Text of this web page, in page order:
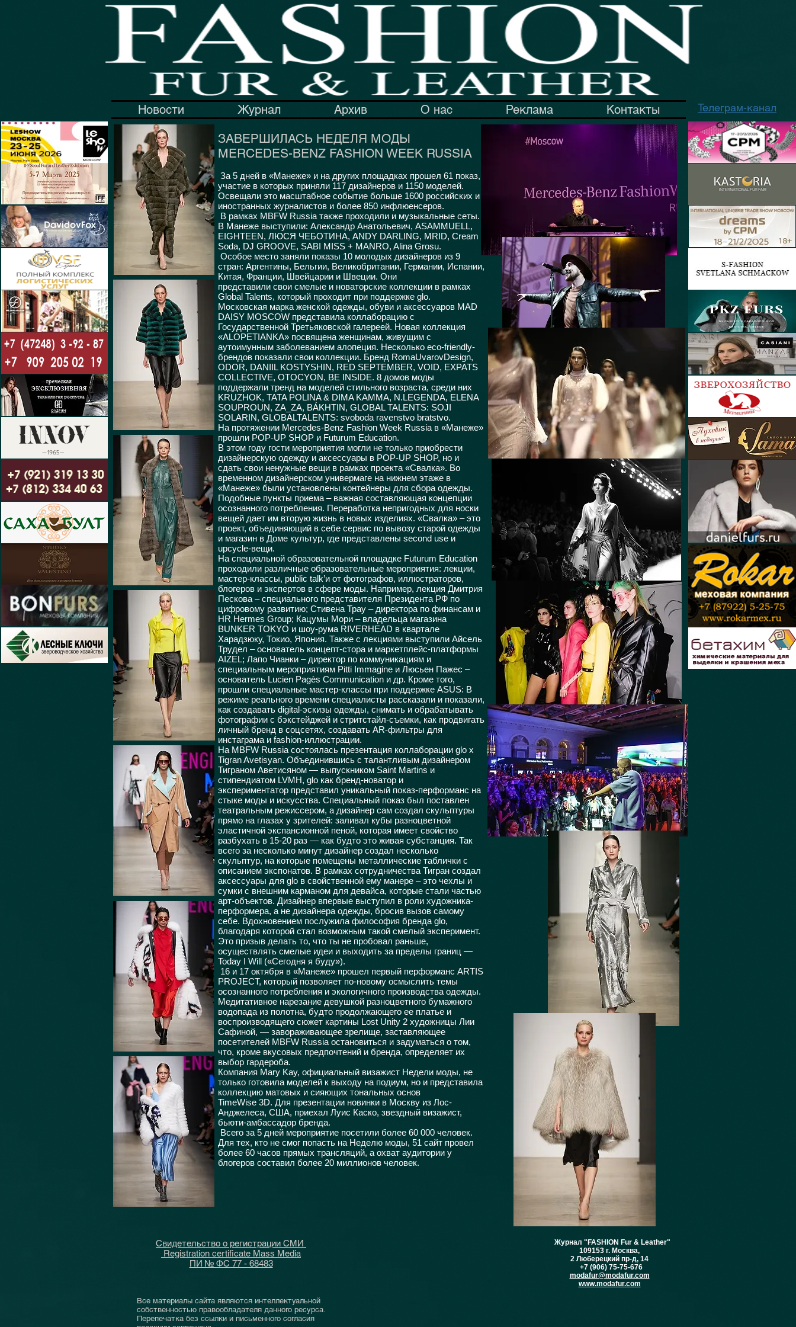
Новости Журнал Архив О нас Реклама Контакты Телеграм-канал
ЗАВЕРШИЛАСЬ НЕДЕЛЯ МОДЫ
MERCEDES-BENZ FASHION WEEK RUSSIA
За 5 дней в «Манеже» и на других площадках прошел 61 показ,
участие в которых приняли 117 дизайнеров и 1150 моделей.
Освещали это масштабное событие больше 1600 российских и
иностранных журналистов и более 850 инфлюенсеров.
В рамках MBFW Russia также проходили и музыкальные сеты.
В Манеже выступили: Александр Анатольевич, ASAMMUELL,
EIGHTEEN, ЛЮСЯ ЧЕБОТИНА, ANDY DARLING, MRID, Cream
Soda, DJ GROOVE, SABI MISS + MANRO, Alina Grosu.
Особое место заняли показы 10 молодых дизайнеров из 9
стран: Аргентины, Бельгии, Великобритании, Германии, Испании,
Китая, Франции, Швейцарии и Швеции. Они
представили свои смелые и новаторские коллекции в рамках
Global Talents, который проходит при поддержке glo.
Московская марка женской одежды, обуви и аксессуаров MAD
DAISY MOSCOW представила коллаборацию с
Государственной Третьяковской галереей. Новая коллекция
«ALOPETIANKA» посвящена женщинам, живущим с
аутоимунным заболеванием алопеция. Несколько eco-friendly-
брендов показали свои коллекции. Бренд RomaUvarovDesign,
ODOR, DANIIL KOSTYSHIN, RED SEPTEMBER, VOID, EXPATS
COLLECTIVE, OTOCYON, BE INSIDE. 8 домов моды
поддержали тренд на моделей стильного возраста, среди них
KRUZHOK, TATA POLINA & DIMA KAMMA, N.LEGENDA, ELENA
SOUPROUN, ZA_ZA, BÁKHTIN, GLOBAL TALENTS: SOJI
SOLARIN, GLOBALTALENTS: svoboda ravenstvo bratstvo.
На протяжении Mercedes-Benz Fashion Week Russia в «Манеже»
прошли POP-UP SHOP и Futurum Education.
В этом году гости мероприятия могли не только приобрести
дизайнерскую одежду и аксессуары в POP-UP SHOP, но и
сдать свои ненужные вещи в рамках проекта «Свалка». Во
временном дизайнерском универмаге на нижнем этаже в
«Манеже» были установлены контейнеры для сбора одежды.
Подобные пункты приема – важная составляющая концепции
осознанного потребления. Переработка непригодных для носки
вещей дает им вторую жизнь в новых изделиях. «Свалка» – это
проект, объединяющий в себе сервис по вывозу старой одежды
и магазин в Доме культур, где представлены second use и
upcycle-вещи.
На специальной образовательной площадке Futurum Education
проходили различные образовательные мероприятия: лекции,
мастер-классы, public talk’и от фотографов, иллюстраторов,
блогеров и экспертов в сфере моды. Например, лекция Дмитрия
Пескова – специального представителя Президента РФ по
цифровому развитию; Стивена Трау – директора по финансам и
HR Hermes Group; Кацумы Мори – владельца магазина
BUNKER TOKYO и шоу-рума RIVERHEAD в квартале
Харадзюку, Токио, Япония. Также с лекциями выступили Айсель
Трудел – основатель концепт-стора и маркетплейс-платформы
AIZEL; Лапо Чианки – директор по коммуникациям и
специальным мероприятиям Pitti Immagine и Люсьен Пажес –
основатель Lucien Pagès Communication и др. Кроме того,
прошли специальные мастер-классы при поддержке ASUS: В
режиме реального времени специалисты рассказали и показали,
как создавать digital-эскизы одежды, снимать и обрабатывать
фотографии с бэкстейджей и стритстайл-съемки, как продвигать
личный бренд в соцсетях, создавать AR-фильтры для
инстаграма и fashion-иллюстрации.
На MBFW Russia состоялась презентация коллаборации glo x
Tigran Avetisyan. Объединившись с талантливым дизайнером
Тиграном Аветисяном — выпускником Saint Martins и
стипендиатом LVMH, glo как бренд-новатор и
экспериментатор представил уникальный показ-перформанс на
стыке моды и искусства. Специальный показ был поставлен
театральным режиссером, а дизайнер сам создал скульптуры
прямо на глазах у зрителей: заливал кубы разноцветной
эластичной экспансионной пеной, которая имеет свойство
разбухать в 15-20 раз — как будто это живая субстанция. Так
всего за несколько минут дизайнер создал несколько
скульптур, на которые помещены металлические таблички с
описанием экспонатов. В рамках сотрудничества Тигран создал
аксессуары для glo в свойственной ему манере – это чехлы и
сумки с внешним карманом для девайса, которые стали частью
арт-объектов. Дизайнер впервые выступил в роли художника-
перформера, а не дизайнера одежды, бросив вызов самому
себе. Вдохновением послужила философия бренда glo,
благодаря которой стал возможным такой смелый эксперимент.
Это призыв делать то, что ты не пробовал раньше,
осуществлять смелые идеи и выходить за пределы границ —
Today I Will («Cегодня я буду»).
16 и 17 октября в «Манеже» прошел первый перформанс ARTIS
PROJECT, который позволяет по-новому осмыслить темы
осознанного потребления и экологичного производства одежды.
Медитативное нарезание девушкой разноцветного бумажного
водопада из полотна, будто продолжающего ее платье и
воспроизводящего сюжет картины Lost Unity 2 художницы Лии
Сафиной, — завораживающее зрелище, заставляющее
посетителей MBFW Russia остановиться и задуматься о том,
что, кроме вкусовых предпочтений и бренда, определяет их
выбор гардероба.
Компания Mary Kay, официальный визажист Недели моды, не
только готовила моделей к выходу на подиум, но и представила
коллекцию матовых и сияющих тональных основ
TimeWise 3D. Для презентации новинки в Москву из Лос-
Анджелеса, США, приехал Луис Каско, звездный визажист,
бьюти-амбассадор бренда.
Всего за 5 дней мероприятие посетили более 60 000 человек.
Для тех, кто не смог попасть на Неделю моды, 51 сайт провел
более 60 часов прямых трансляций, а охват аудитории у
блогеров составил более 20 миллионов человек.
Свидетельство о регистрации СМИ
Registration certificate Mass Media
ПИ № ФС 77 - 68483
Журнал "FASHION Fur & Leather"
109153 г. Москва,
2 Люберецкий пр-д, 14
+7 (906) 75-75-676
modafur@modafur.com
www.modafur.com
Все материалы сайта являются интеллектуальной
собственностью правообладателя данного ресурса.
Перепечатка без ссылки и письменного согласия